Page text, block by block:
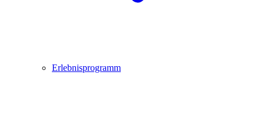
Erlebnisprogramm